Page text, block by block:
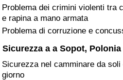
Problema dei crimini violenti tra
e rapina a mano armata
Problema di corruzione e
Sicurezza a a Sopot, Polonia
Sicurezza nel camminare da soli
giorno
Indice dell’Inquinamento
Indice dell’Inquinamento per